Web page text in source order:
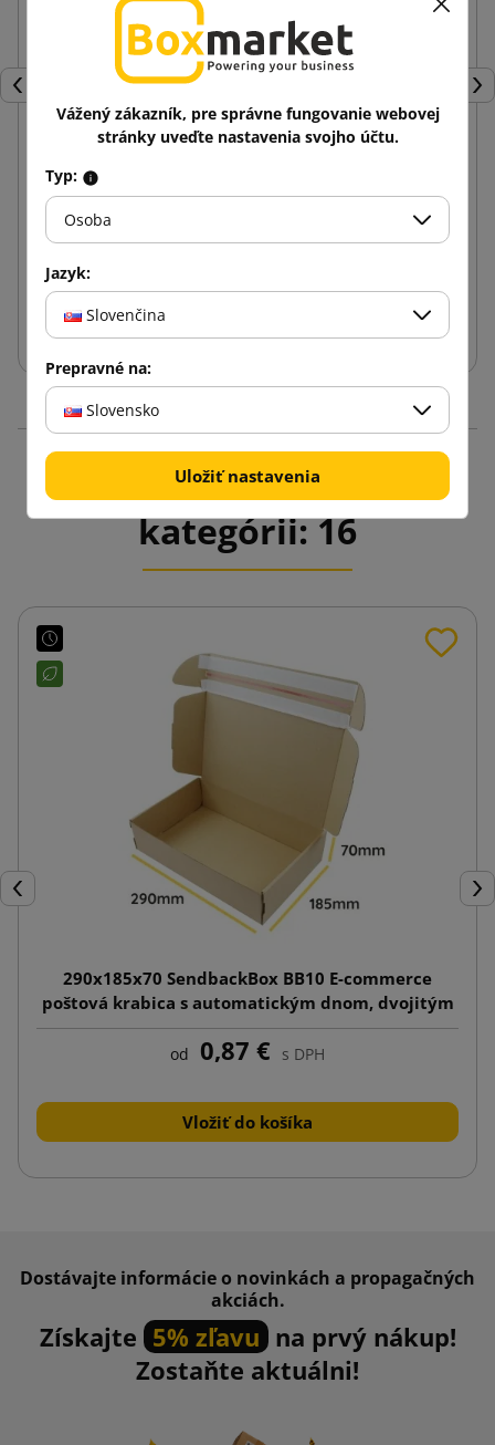
Späť
Kuriérske obálky Kangurki Przylgi C6
0,04 €
Produkty v rovnakej
kategórii: 16
Späť
290x185x70 SendbackBox BB10 E-commerce
poštová krabica s automatickým dnom, dvojitým
samolepiacim prúžkom a odtrhávacou páskou
od 0,87 € s DPH
Vložiť do košíka
Dostávajte informácie o novinkách a propagačných
akciách.
Získajte 5% zľavu na prvý nákup!
Zostaňte aktuálni!
Vážený zákazník, pre správne fungovanie webovej
stránky uveďte nastavenia svojho účtu.
Typ:
Osoba
Jazyk:
Slovenčina
Prepravné na:
Slovensko
Uložiť nastavenia